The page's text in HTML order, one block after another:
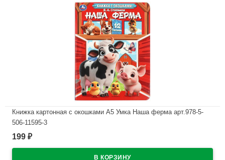
Книжка картонная с окошками А5 Умка Наша ферма арт.978-5-
506-11595-3
В наличии
199 ₽